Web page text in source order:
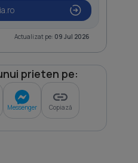
Actualizat pe: 09 Jul 2026
prieten pe:
Messenger Copiază